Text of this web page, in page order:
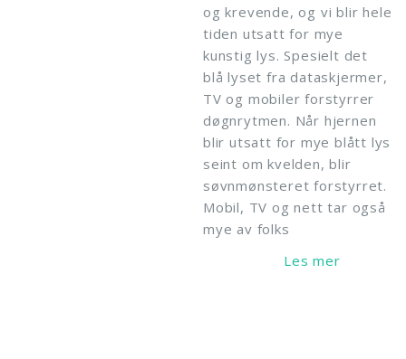
og krevende, og vi blir hele
tiden utsatt for mye
kunstig lys. Spesielt det
blå lyset fra dataskjermer,
TV og mobiler forstyrrer
døgnrytmen. Når hjernen
blir utsatt for mye blått lys
seint om kvelden, blir
søvnmønsteret forstyrret.
Mobil, TV og nett tar også
mye av folks